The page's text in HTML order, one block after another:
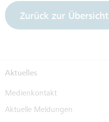
Zurück zur Übersicht
Aktuelles
Medienkontakt
Aktuelle Meldungen